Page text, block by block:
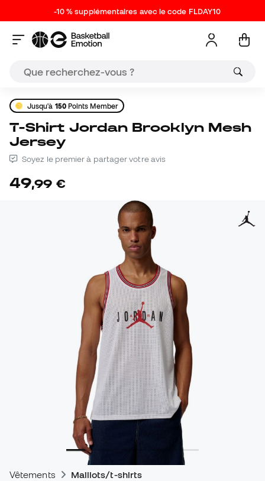
-10 % supplémentaires avec le code FLDAY10
Jusqu'à 150Points Member
T-Shirt Jordan Brooklyn Mesh
Jersey
Soyez le premier à partager votre avis
49,99 €
Vêtements Maillots/t-shirts